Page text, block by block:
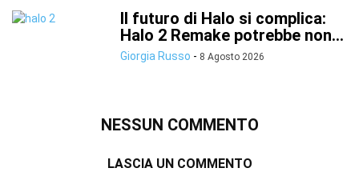
Il futuro di Halo si complica:
Halo 2 Remake potrebbe non...
Giorgia Russo - 8 Agosto 2026
NESSUN COMMENTO
LASCIA UN COMMENTO